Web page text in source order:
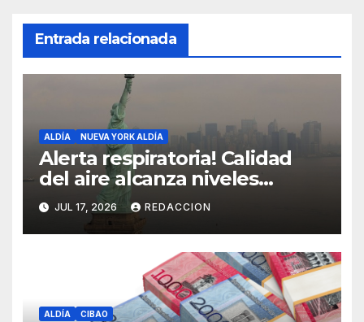
Entrada relacionada
ALDÍA NUEVA YORK ALDÍA
Alerta respiratoria! Calidad
del aire alcanza niveles
peligrosos en NYC
JUL 17, 2026 REDACCION
ALDÍA CIBAO